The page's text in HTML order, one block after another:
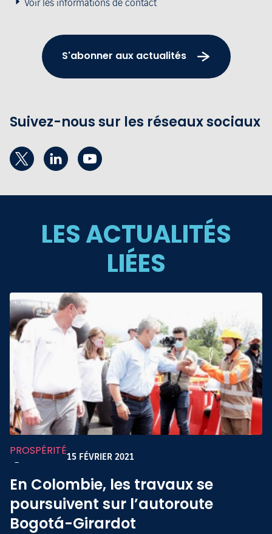
LES ACTUALITÉS
LIÉES
PROSPÉRITÉ
-
15 FÉVRIER 2021
En Colombie, les travaux se
poursuivent sur l’autoroute
Bogotá-Girardot
Voir les informations de contact
S'abonner aux actualités
Suivez-nous sur les réseaux sociaux